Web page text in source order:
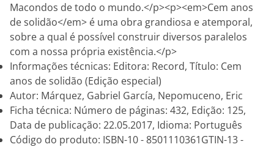
Macondos de todo o mundo.</p><p><em>Cem anos
de solidão</em> é uma obra grandiosa e atemporal,
sobre a qual é possível construir diversos paralelos
com a nossa própria existência.</p>
Informações técnicas: Editora: Record, Título: Cem
anos de solidão (Edição especial)
Autor: Márquez, Gabriel García, Nepomuceno, Eric
Ficha técnica: Número de páginas: 432, Edição: 125,
Data de publicação: 22.05.2017, Idioma: Português
Código do produto: ISBN-10 - 8501110361GTIN-13 -